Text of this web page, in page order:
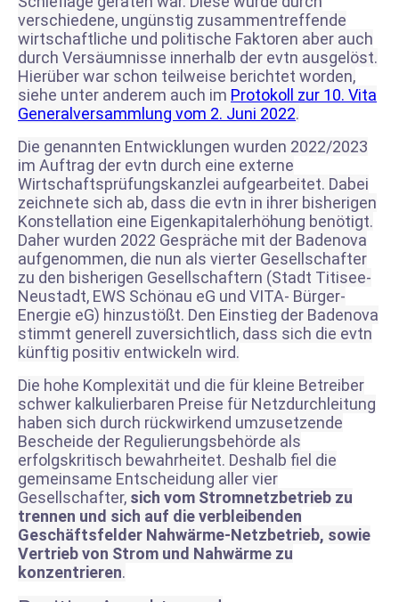
verschiedene, ungünstig zusammentreffende
wirtschaftliche und politische Faktoren aber auch
durch Versäumnisse innerhalb der evtn ausgelöst.
Hierüber war schon teilweise berichtet worden,
siehe unter anderem auch im Protokoll zur 10. Vita
Generalversammlung vom 2. Juni 2022.
Die genannten Entwicklungen wurden 2022/2023
im Auftrag der evtn durch eine externe
Wirtschaftsprüfungskanzlei aufgearbeitet. Dabei
zeichnete sich ab, dass die evtn in ihrer bisherigen
Konstellation eine Eigenkapitalerhöhung benötigt.
Daher wurden 2022 Gespräche mit der Badenova
aufgenommen, die nun als vierter Gesellschafter
zu den bisherigen Gesellschaftern (Stadt Titisee-
Neustadt, EWS Schönau eG und VITA- Bürger-
Energie eG) hinzustößt. Den Einstieg der Badenova
stimmt generell zuversichtlich, dass sich die evtn
künftig positiv entwickeln wird.
Die hohe Komplexität und die für kleine Betreiber
schwer kalkulierbaren Preise für Netzdurchleitung
haben sich durch rückwirkend umzusetzende
Bescheide der Regulierungsbehörde als
erfolgskritisch bewahrheitet. Deshalb fiel die
gemeinsame Entscheidung aller vier
Gesellschafter, sich vom Stromnetzbetrieb zu
trennen und sich auf die verbleibenden
Geschäftsfelder Nahwärme-Netzbetrieb, sowie
Vertrieb von Strom und Nahwärme zu
konzentrieren.